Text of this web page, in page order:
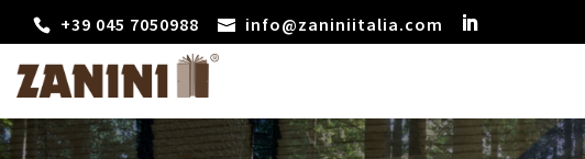
+39 045 7050988 info@zaniniitalia.com